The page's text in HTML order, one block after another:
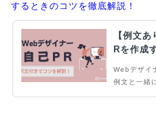
するときのコツを徹底解説！
【例文
Rを作成
Webデザイ
例文と一緒